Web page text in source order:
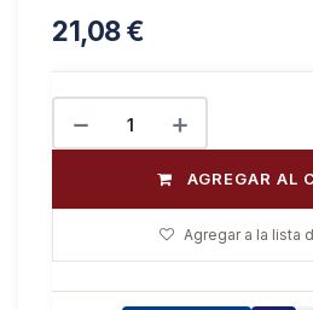
21,08€
AGREGAR AL
Agregar a la lista